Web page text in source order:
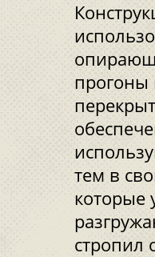
прогоны
тем в
которые
стропил